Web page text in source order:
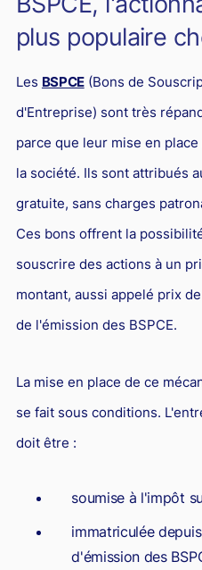
L'industrie
Droit aérien
Caution bancaire
Communication et nouvelles
Grande entreprise
Droit de l'environnement et
Concurrence déloyale
Transport
Restructuration d'entreprise
Gestion des crises
Responsabilité Sociétale des
Hôtellerie et restauration
Droit commercial
plus populaire
Les BSPCE(Bons de
d'Entreprise) sont très
parce que leur mise en
la société. Ils sont attribués
gratuite, sans charges
Ces bons offrent la
souscrire des actions à un
montant, aussi appelé prix
de l'émission des BSPCE.
La mise en place de ce
se fait sous conditions.
doit être :
soumise à l'impôt
immatriculée
d'émission des